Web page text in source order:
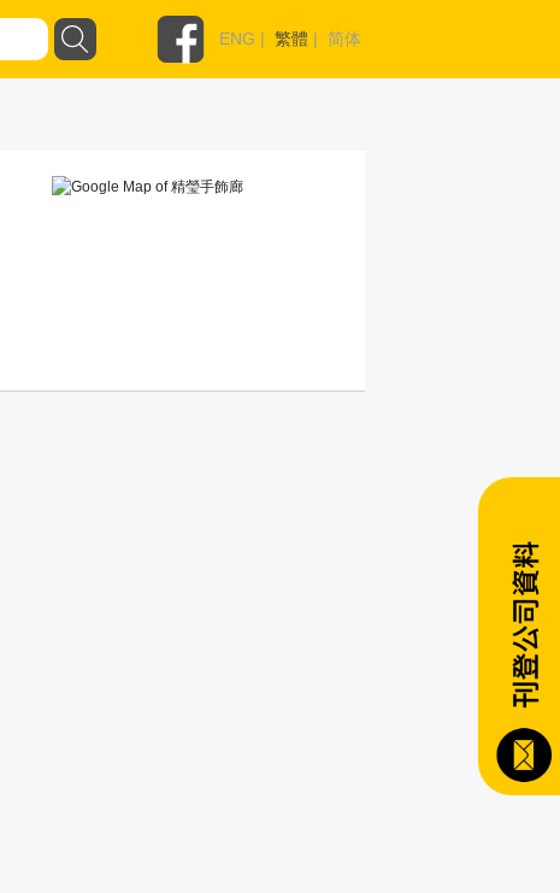
ENG | 繁體 | 简体